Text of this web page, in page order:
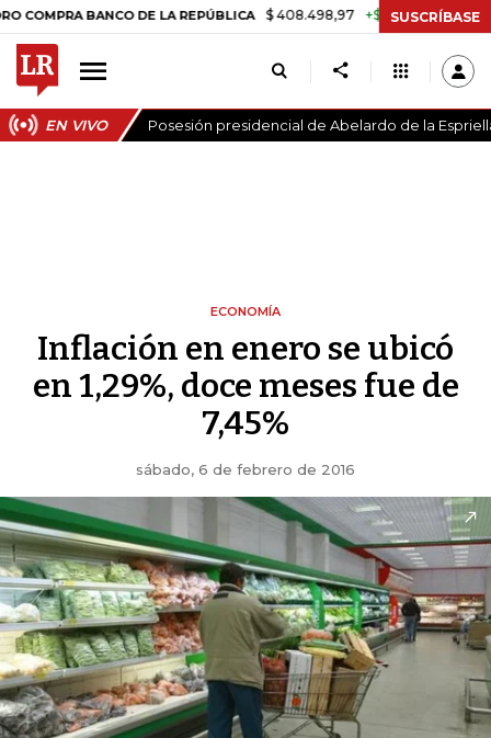
BANCO DE LA REPÚBLICA $ 408.498,97 +$ 8.753,81 +2,19%
SUSCRÍBASE
EN VIVO Posesión presidencial de Abelardo de la
ECONOMÍA
Inflación en enero se ubicó
en 1,29%, doce meses fue de
7,45%
sábado, 6 de febrero de 2016